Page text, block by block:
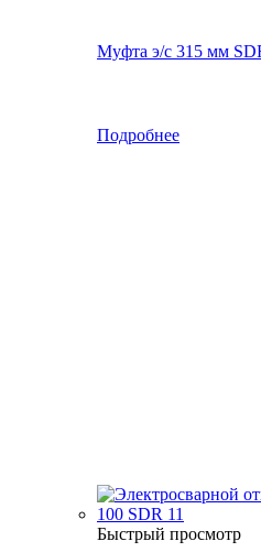
Муфта э/с 315 мм
Подробнее
Быстрый просмотр